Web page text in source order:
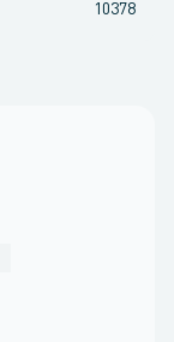
10378